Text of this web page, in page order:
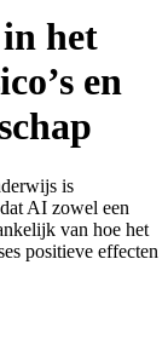
het
en
is
AI zowel een
van hoe het
positieve effecten